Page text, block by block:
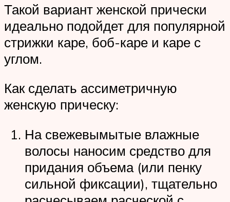
Такой вариант женской прически
идеально подойдет для популярной
стрижки каре, боб-каре и каре с
углом.
Как сделать ассиметричную
женскую прическу:
На свежевымытые влажные
волосы наносим средство для
придания объема (или пенку
сильной фиксации), тщательно